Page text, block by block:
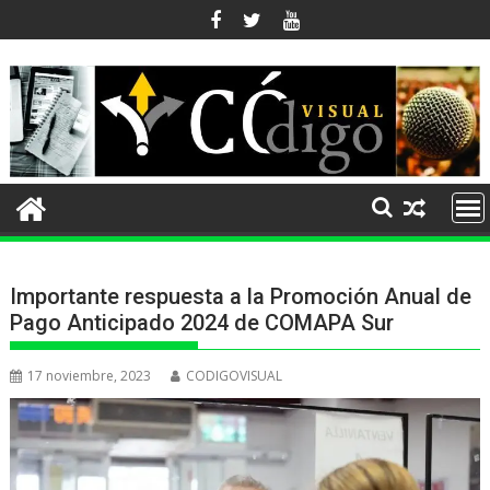
al
contenido
Importante respuesta a la Promoción Anual de
Pago Anticipado 2024 de COMAPA Sur
17 noviembre, 2023 CODIGOVISUAL